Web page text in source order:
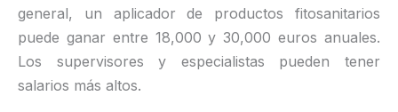
general, un aplicador de productos fitosanitarios
puede ganar entre 18,000 y 30,000 euros anuales.
Los supervisores y especialistas pueden tener
salarios más altos.